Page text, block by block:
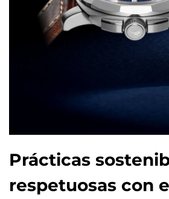
Prácticas
respetuosas con